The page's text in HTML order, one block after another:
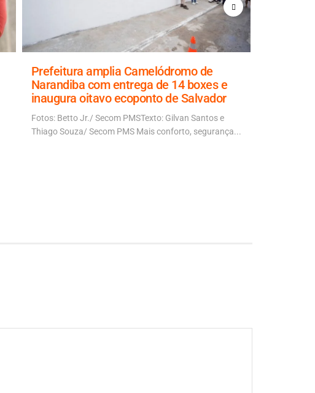
Prefeitura amplia Camelódromo de
Narandiba com entrega de 14 boxes e
inaugura oitavo ecoponto de Salvador
Fotos: Betto Jr./ Secom PMSTexto: Gilvan Santos e
Thiago Souza/ Secom PMS Mais conforto, segurança...